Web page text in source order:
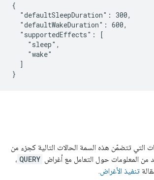
{
  "defaultSleepDuration": 300,
  "defaultWakeDuration": 600,
  "supportedEffects": [
    "sleep",
    "wake"
  ]
}
التي تتضمّن هذه السمة الحالات التالية كجزء من
من المعلومات حول التعامل مع أغراض QUERY ،
تنفيذ الأغراض.